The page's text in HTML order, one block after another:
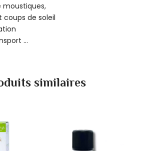
moustiques,
coups de soleil
…
similaires